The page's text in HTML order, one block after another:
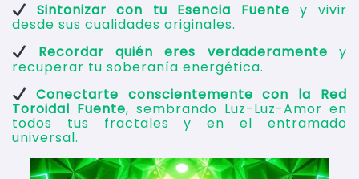
Sintonizar con tu Esencia Fuente y vivir
desde sus cualidades originales.
Recordar quién eres verdaderamente y
recuperar tu soberanía energética.
Conectarte conscientemente con la Red
Toroidal Fuente, sembrando Luz-Luz-Amor en
todos tus fractales y en el entramado
universal.